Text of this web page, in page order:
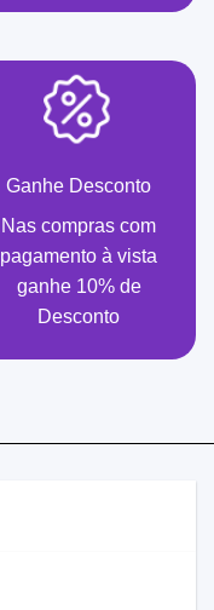
Ganhe Desconto
Nas compras com
pagamento à vista
ganhe 10% de
Desconto